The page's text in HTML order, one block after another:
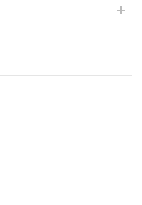
…COLORで観た価値に
るような感覚が安心感
したらよろしくお願